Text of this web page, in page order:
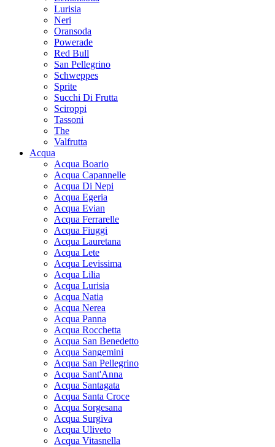
Lurisia
Neri
Oransoda
Powerade
Red Bull
San Pellegrino
Schweppes
Sprite
Succhi Di Frutta
Sciroppi
Tassoni
The
Valfrutta
Acqua
Acqua Boario
Acqua Capannelle
Acqua Di Nepi
Acqua Egeria
Acqua Evian
Acqua Ferrarelle
Acqua Fiuggi
Acqua Lauretana
Acqua Lete
Acqua Levissima
Acqua Lilia
Acqua Lurisia
Acqua Natia
Acqua Nerea
Acqua Panna
Acqua Rocchetta
Acqua San Benedetto
Acqua Sangemini
Acqua San Pellegrino
Acqua Sant'Anna
Acqua Santagata
Acqua Santa Croce
Acqua Sorgesana
Acqua Surgiva
Acqua Uliveto
Acqua Vitasnella